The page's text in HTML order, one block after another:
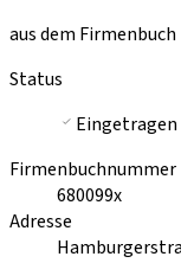
aus dem Firmenbuch
Status
Eingetragen
Firmenbuchnummer
680099x
Adresse